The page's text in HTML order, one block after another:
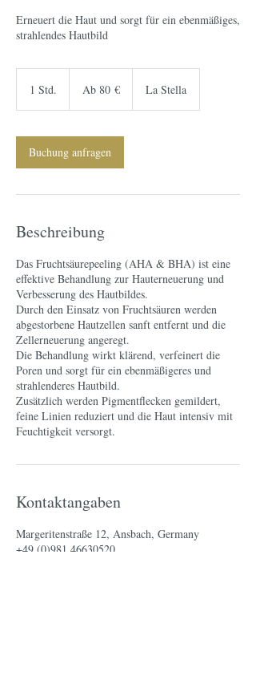
Erneuert die Haut und sorgt für ein ebenmäßiges,
strahlendes Hautbild
1 Std.
d
EuroAb 80 € La Stella
Buchung anfragen
Beschreibung
Das Fruchtsäurepeeling (AHA & BHA) ist eine
effektive Behandlung zur Hauterneuerung und
Verbesserung des Hautbildes.
Durch den Einsatz von Fruchtsäuren werden
abgestorbene Hautzellen sanft entfernt und die
Zellerneuerung angeregt.
Die Behandlung wirkt klärend, verfeinert die
Poren und sorgt für ein ebenmäßigeres und
strahlenderes Hautbild.
Zusätzlich werden Pigmentflecken gemildert,
feine Linien reduziert und die Haut intensiv mit
Feuchtigkeit versorgt.
Kontaktangaben
Margeritenstraße 12, Ansbach, Germany
+49 (0)981 46630520